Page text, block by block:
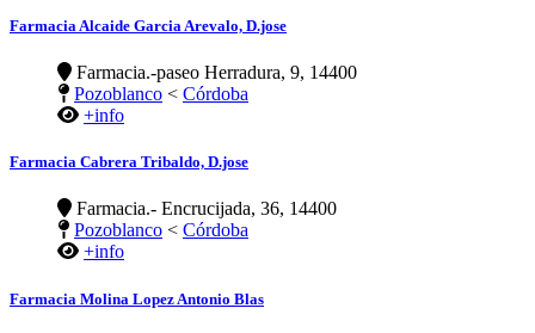
Farmacia Alcaide Garcia Arevalo, D.jose
Farmacia.-paseo Herradura, 9, 14400
Pozoblanco < Córdoba
+info
Farmacia Cabrera Tribaldo, D.jose
Farmacia.- Encrucijada, 36, 14400
Pozoblanco < Córdoba
+info
Farmacia Molina Lopez Antonio Blas